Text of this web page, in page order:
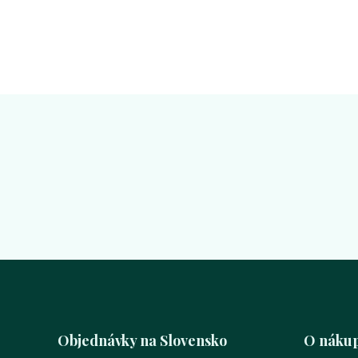
Objednávky na Slovensko O